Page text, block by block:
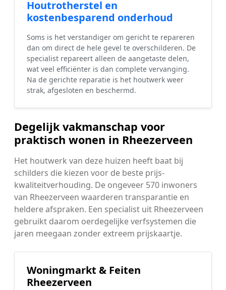
Houtrotherstel en
kostenbesparend onderhoud
Soms is het verstandiger om gericht te repareren
dan om direct de hele gevel te overschilderen. De
specialist repareert alleen de aangetaste delen,
wat veel efficiënter is dan complete vervanging.
Na de gerichte reparatie is het houtwerk weer
strak, afgesloten en beschermd.
Degelijk vakmanschap voor
praktisch wonen in Rheezerveen
Het houtwerk van deze huizen heeft baat bij
schilders die kiezen voor de beste prijs-
kwaliteitverhouding. De ongeveer 570 inwoners
van Rheezerveen waarderen transparantie en
heldere afspraken. Een specialist uit Rheezerveen
gebruikt daarom oerdegelijke verfsystemen die
jaren meegaan zonder extreem prijskaartje.
Woningmarkt & Feiten
Rheezerveen